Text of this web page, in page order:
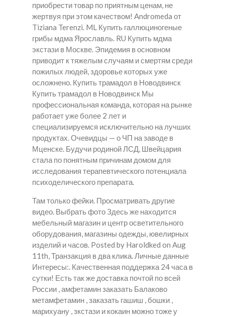
приобрести товар по приятным ценам, не
жертвуя при этом качеством! Andromeda от
Tiziana Terenzi. ML Купить галлюциногеные
грибы мдма Ярославль. RU Купить мдма
экстази в Москве. Эпидемия в основном
приводит к тяжелым случаям и смертям среди
пожилых людей, здоровье которых уже
осложнено. Купить трамадол в Новодвинск
Купить трамадол в Новодвинск Мы
профессиональная команда, которая на рынке
работает уже более 2 лет и
специализируемся исключительно на лучших
продуктах. Очевидцы — о ЧП на заводе в
Мценске. Будучи родиной ЛСД, Швейцария
стала по понятным причинам домом для
исследования терапевтического потенциала
психоделического препарата.
Там только фейки. Просматривать другие
видео. Выбрать фото Здесь же находится
мебельный магазин и центр осветительного
оборудования, магазины одежды, ювелирных
изделий и часов. Posted by Haroldked on Aug
11th, Транзакция в два клика. Личные данные
Интересы:. Качественная поддержка 24 часа в
сутки! Есть так же доставка почтой по всей
России , амфетамин заказать Балаково
метамфетамин , заказать гашиш , бошки ,
марихуану , зкстази и кокаин можно тоже у